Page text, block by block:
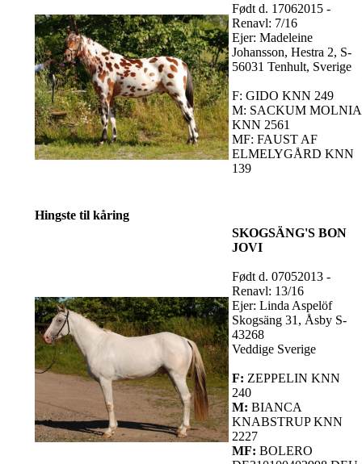
Født d. 17062015 -
Renavl: 7/16
Ejer: Madeleine
Johansson, Hestra 2, S-
56031 Tenhult, Sverige
F: GIDO KNN 249
M: SACKUM MOLNIA
KNN 2561
MF: FAUST AF
ELMELYGÅRD KNN
139
Hingste til kåring
SKOGSÄNG'S BON
JOVI
Født d. 07052013 -
Renavl: 13/16
Ejer: Linda Aspelöf
Skogsäng 31, Åsby S-
43268
Veddige Sverige
F: ZEPPELIN KNN
240
M: BIANCA
KNABSTRUP KNN
2227
MF: BOLERO